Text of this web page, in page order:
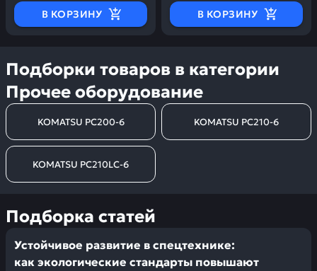
В КОРЗИНУ В КОРЗИНУ
Подборки товаров в категории
Прочее оборудование
KOMATSU PC200-6 KOMATSU PC210-6
KOMATSU PC210LC-6
Подборка статей
Устойчивое развитие в спецтехнике:
как экологические стандарты повышают